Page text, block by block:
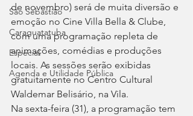
São Sebastião
Caraguatatuba
Especial
Agenda e Utilidade Pública
de novembro) será de muita diversão e
emoção no Cine Villa Bella & Clube,
com uma programação repleta de
animações, comédias e produções
locais. As sessões serão exibidas
gratuitamente no Centro Cultural
Waldemar Belisário, na Vila.
Na sexta-feira (31), a programação tem